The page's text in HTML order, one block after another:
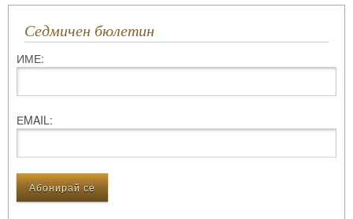
Седмичен бюлетин
ИМЕ:
ЕMAIL: